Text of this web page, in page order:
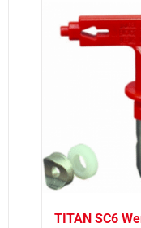
TITAN SC6